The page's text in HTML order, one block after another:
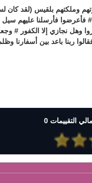
وملكتهم بلقيس (لقد كان
فأرسلنا عليهم سيل
نجازي إلا الكفور # وجعلنا
ربنا باعد بين أسفارنا